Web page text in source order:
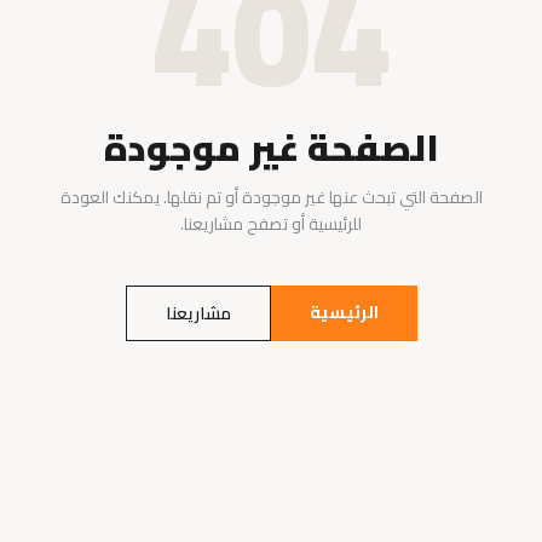
الصفحة غير موجودة
الصفحة التي تبحث عنها غير موجودة أو تم نقلها. يمكنك العودة
للرئيسية أو تصفح مشاريعنا.
الرئيسية مشاريعنا